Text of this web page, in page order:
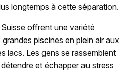
longtemps à cette séparation.
offrent une variété
piscines en plein air aux
lacs. Les gens se rassemblent
et échapper au stress